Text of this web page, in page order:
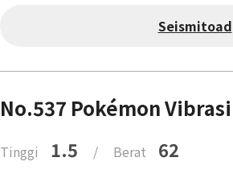
Seismitoad
No.537 Pokémon Vibrasi
Tinggi 1.5 / Berat 62